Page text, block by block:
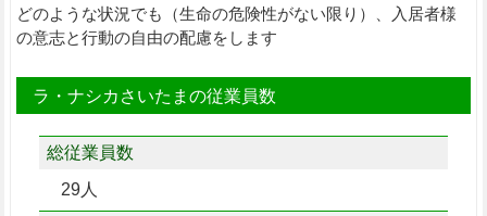
どのような状況でも（生命の危険性がない限り）、入居者様
の意志と行動の自由の配慮をします
ラ・ナシカさいたまの従業員数
総従業員数
29人